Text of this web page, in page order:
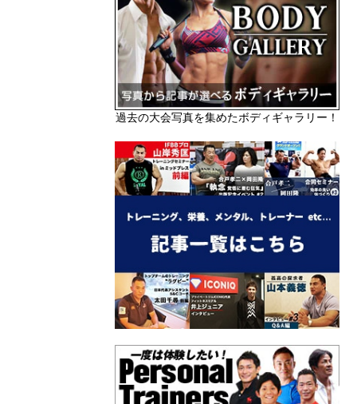
過去の大会写真を集めたボディギャラリー！